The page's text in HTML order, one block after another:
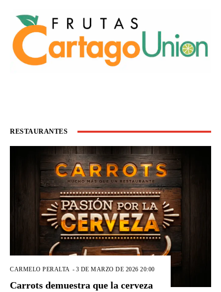
RESTAURANTES
CARMELO PERALTA - 3 DE MARZO DE 2026 20:00
Carrots demuestra que la cerveza